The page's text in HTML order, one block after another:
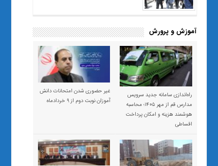
آموزش و پرورش
راه‌اندازی سامانه جدید سرویس
مدارس قم از مهر ۱۴۰۵؛ محاسبه
هوشمند هزینه و امکان پرداخت
اقساطی
غیر حضوری شدن امتحانات دانش
آموزان نوبت دوم از ۹ خردادماه